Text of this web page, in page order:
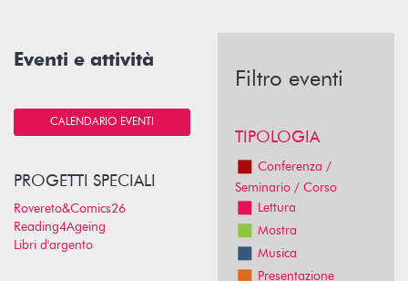
Eventi e attività
CALENDARIO EVENTI
PROGETTI SPECIALI
Rovereto&Comics26
Reading4Ageing
Libri d'argento
Filtro eventi
TIPOLOGIA
Conferenza /
Seminario / Corso
Lettura
Mostra
Musica
Presentazione